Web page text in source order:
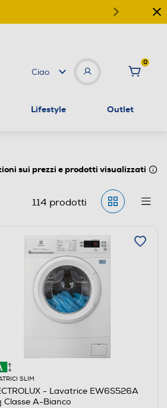
Ciao
0
Lifestyle Outlet
sui prezzi e prodotti visualizzati
114 prodotti
SLIM
- Lavatrice EW6S526A
Classe A-Bianco